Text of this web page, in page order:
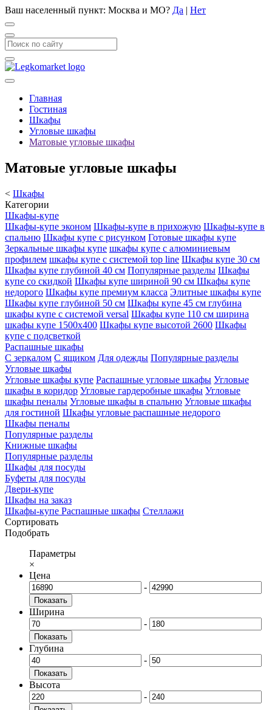
Ваш населенный пункт: Москва и МО? Да | Нет
Главная
Гостиная
Шкафы
Угловые шкафы
Матовые угловые шкафы
Матовые угловые шкафы
< Шкафы
Категории
Шкафы-купе
Шкафы-купе эконом Шкафы-купе в прихожую Шкафы-купе в
спальню Шкафы купе с рисунком Готовые шкафы купе
Зеркальные шкафы купе шкафы купе с алюминиевым
профилем шкафы купе с системой top line Шкафы купе 30 см
Шкафы купе глубиной 40 см Популярные разделы Шкафы
купе со скидкой Шкафы купе шириной 90 см Шкафы купе
недорого Шкафы купе премиум класса Элитные шкафы купе
Шкафы купе глубиной 50 см Шкафы купе 45 см глубина
шкафы купе с системой versal Шкафы купе 110 см ширина
шкафы купе 1500х400 Шкафы купе высотой 2600 Шкафы
купе с подсветкой
Распашные шкафы
С зеркалом С ящиком Для одежды Популярные разделы
Угловые шкафы
Угловые шкафы купе Распашные угловые шкафы Угловые
шкафы в коридор Угловые гардеробные шкафы Угловые
шкафы пеналы Угловые шкафы в спальню Угловые шкафы
для гостиной Шкафы угловые распашные недорого
Шкафы пеналы
Популярные разделы
Книжные шкафы
Популярные разделы
Шкафы для посуды
Буфеты для посуды
Двери-купе
Шкафы на заказ
Шкафы-купе Распашные шкафы Стеллажи
Сортировать
Подобрать
Параметры
×
Цена
-
Показать
Ширина
-
Показать
Глубина
-
Показать
Высота
-